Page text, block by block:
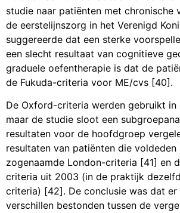
studie naar patiënten met chronische
de eerstelijnszorg in het Verenigd
suggereerde dat een sterke
een slecht resultaat van cognitieve
graduele oefentherapie is dat de
de Fukuda-criteria voor ME/cvs [40].
De Oxford-criteria werden gebruikt in
maar de studie sloot een
resultaten voor de hoofdgroep
resultaten van patiënten die voldeden
zogenaamde London-criteria [41] en
criteria uit 2003 (in de praktijk
criteria) [42]. De conclusie was dat
verschillen bestonden tussen de